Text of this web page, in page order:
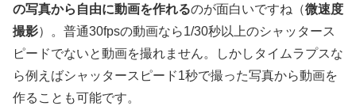
の写真から自由に動画を作れるのが面白いですね（微速度
撮影）。普通30fpsの動画なら1/30秒以上のシャッタース
ピードでないと動画を撮れません。しかしタイムラプスな
ら例えばシャッタースピード1秒で撮った写真から動画を
作ることも可能です。